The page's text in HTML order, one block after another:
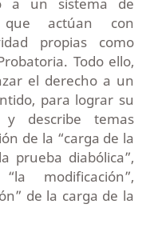
que actúan con
propias como
Todo ello,
el derecho a un
para lograr su
describe temas
de la “carga de la
prueba diabólica”,
modificación”,
de la carga de la